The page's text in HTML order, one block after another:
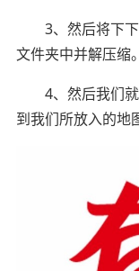
3、然后将下下
文件夹中并解压缩。
4、然后我们就
到我们所放入的地